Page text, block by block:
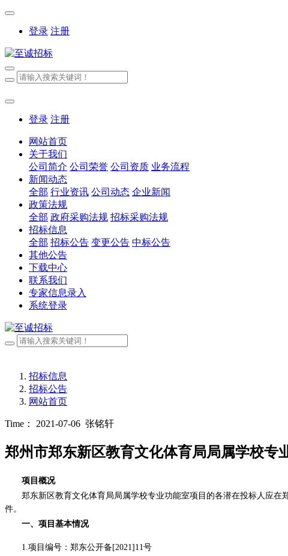
登录 注册
登录 注册
网站首页
关于我们
公司简介 公司荣誉 公司资质 业务流程
新闻动态
全部 行业资讯 公司动态 企业新闻
政策法规
全部 政府采购法规 招标采购法规
招标信息
全部 招标公告 变更公告 中标公告
其他公告
下载中心
联系我们
专家信息录入
系统登录
招标信息
招标公告
网站首页
Time： 2021-07-06 张铭轩
郑州市郑东新区教育文化体育局局属学校专
项目概况
郑东新区教育文化体育局局属学校专业功能室项目的各潜在投标人应在
件。
一、项目基本情况
1.项目编号：郑东公开备[2021]11号